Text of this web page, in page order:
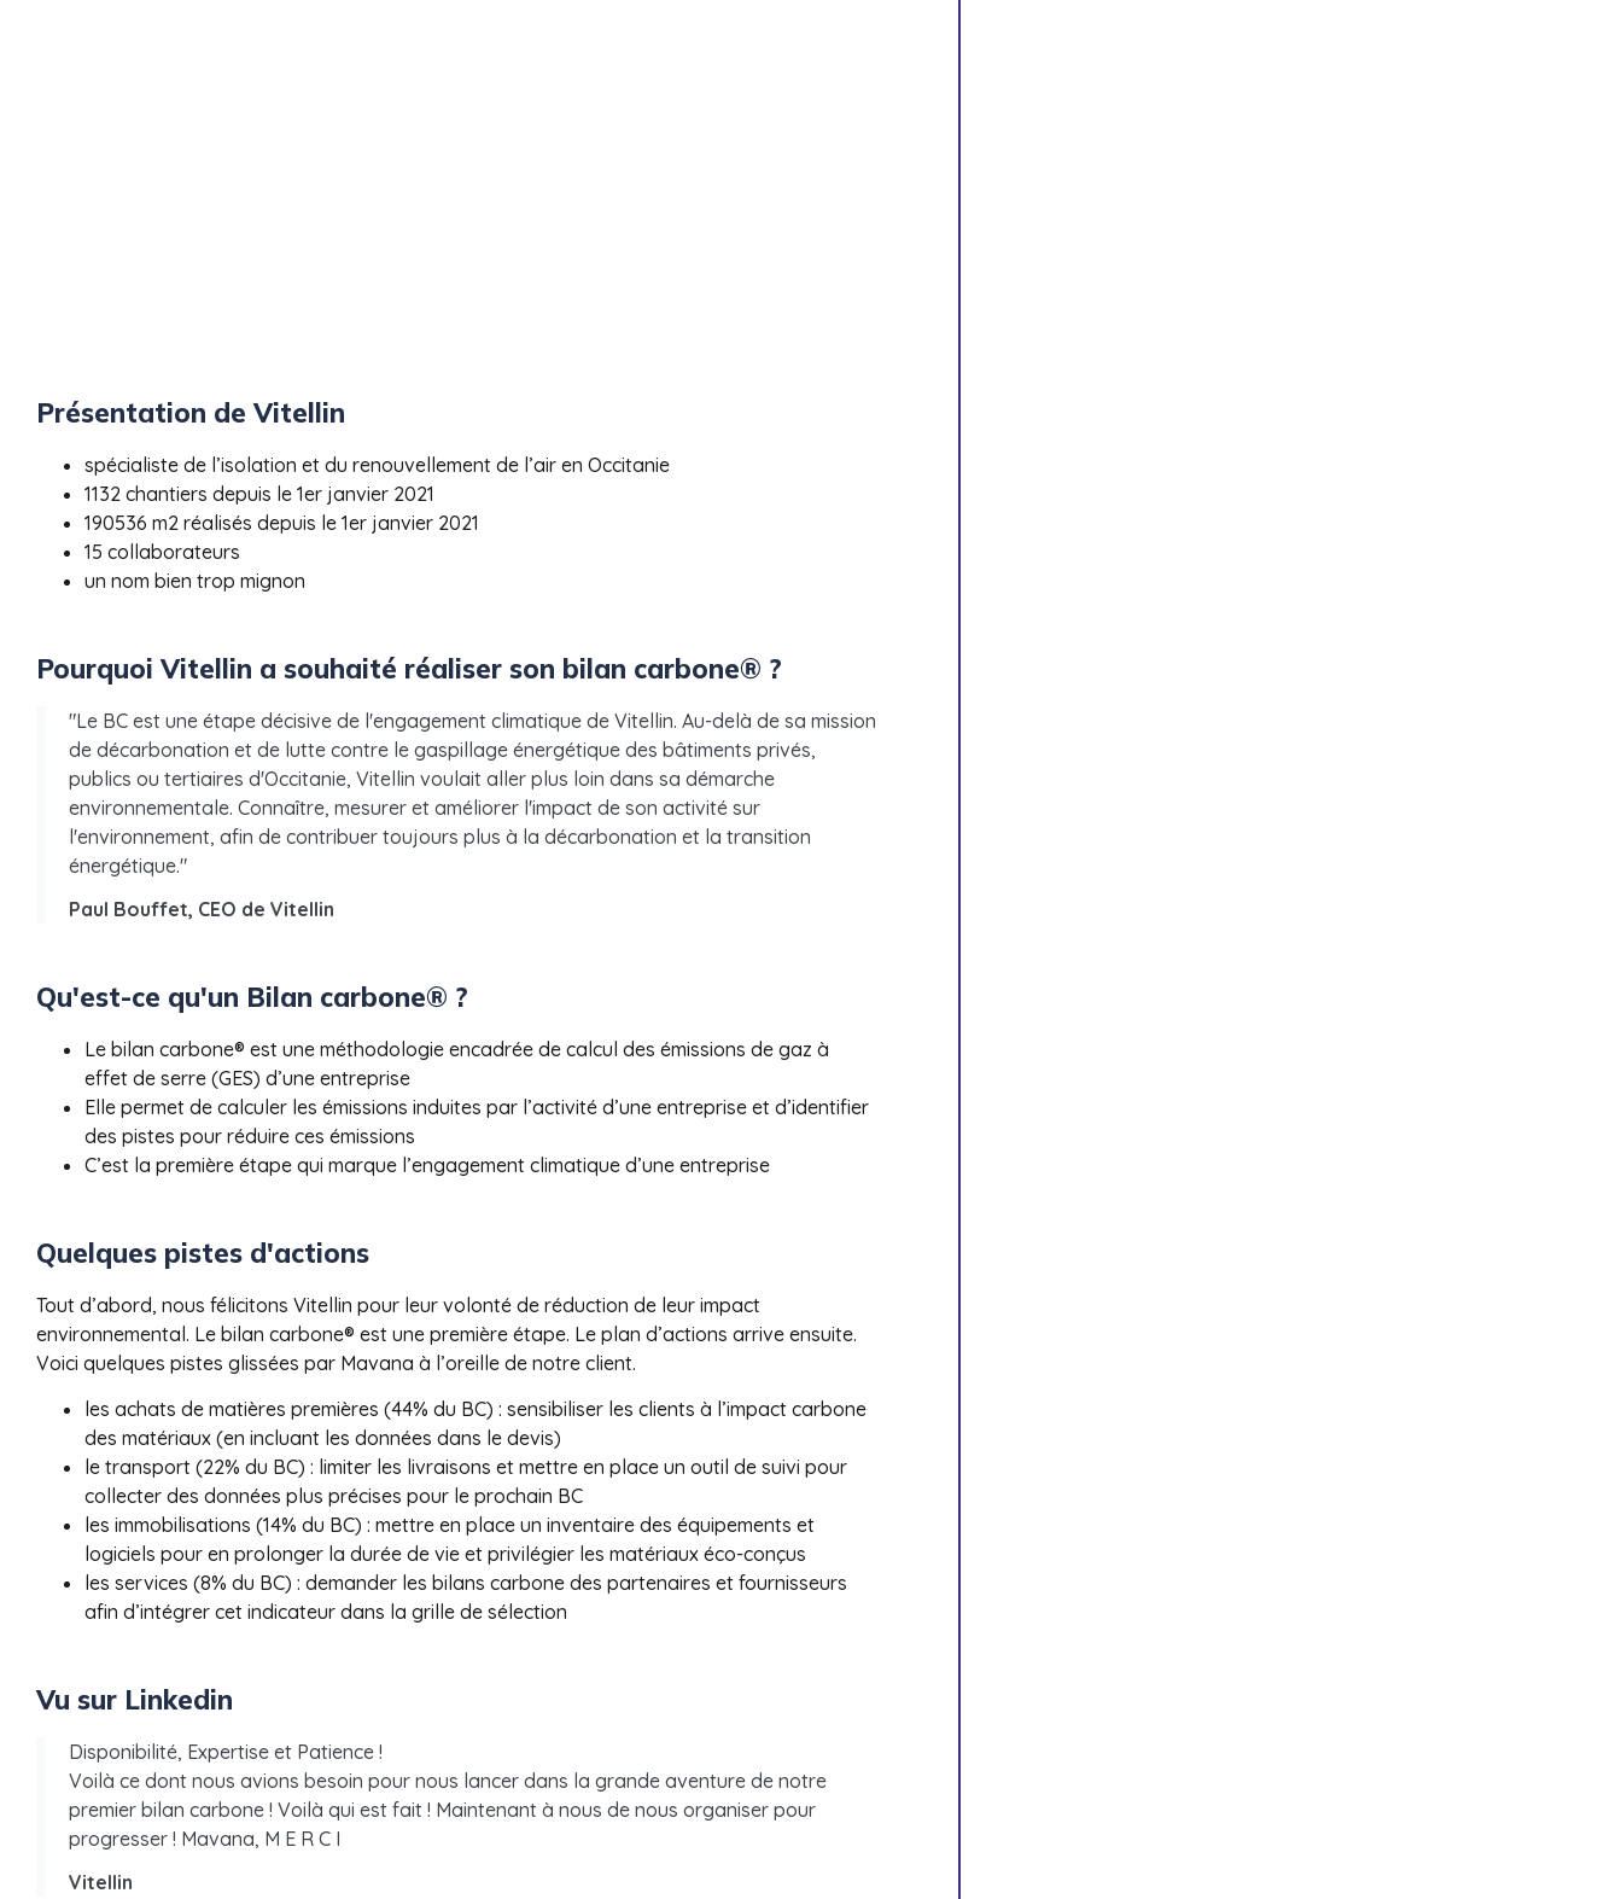
Présentation de Vitellin
spécialiste de l’isolation et du renouvellement de l’air en Occitanie
1132 chantiers depuis le 1er janvier 2021
190536 m2 réalisés depuis le 1er janvier 2021
15 collaborateurs
un nom bien trop mignon
Pourquoi Vitellin a souhaité réaliser son bilan carbone® ?
"Le BC est une étape décisive de l'engagement climatique de Vitellin. Au-delà de sa mission
de décarbonation et de lutte contre le gaspillage énergétique des bâtiments privés,
publics ou tertiaires d'Occitanie, Vitellin voulait aller plus loin dans sa démarche
environnementale. Connaître, mesurer et améliorer l'impact de son activité sur
l'environnement, afin de contribuer toujours plus à la décarbonation et la transition
énergétique."
Paul Bouffet, CEO de Vitellin
Qu'est-ce qu'un Bilan carbone® ?
Le bilan carbone® est une méthodologie encadrée de calcul des émissions de gaz à
effet de serre (GES) d’une entreprise
Elle permet de calculer les émissions induites par l’activité d’une entreprise et d’identifier
des pistes pour réduire ces émissions
C’est la première étape qui marque l’engagement climatique d’une entreprise
Quelques pistes d'actions
Tout d’abord, nous félicitons Vitellin pour leur volonté de réduction de leur impact
environnemental. Le bilan carbone® est une première étape. Le plan d’actions arrive ensuite.
Voici quelques pistes glissées par Mavana à l’oreille de notre client.
les achats de matières premières (44% du BC) : sensibiliser les clients à l’impact carbone
des matériaux (en incluant les données dans le devis)
le transport (22% du BC) : limiter les livraisons et mettre en place un outil de suivi pour
collecter des données plus précises pour le prochain BC
les immobilisations (14% du BC) : mettre en place un inventaire des équipements et
logiciels pour en prolonger la durée de vie et privilégier les matériaux éco-conçus
les services (8% du BC) : demander les bilans carbone des partenaires et fournisseurs
afin d’intégrer cet indicateur dans la grille de sélection
Vu sur Linkedin
Disponibilité, Expertise et Patience !
Voilà ce dont nous avions besoin pour nous lancer dans la grande aventure de notre
premier bilan carbone ! Voilà qui est fait ! Maintenant à nous de nous organiser pour
progresser ! Mavana, M E R C I
Vitellin